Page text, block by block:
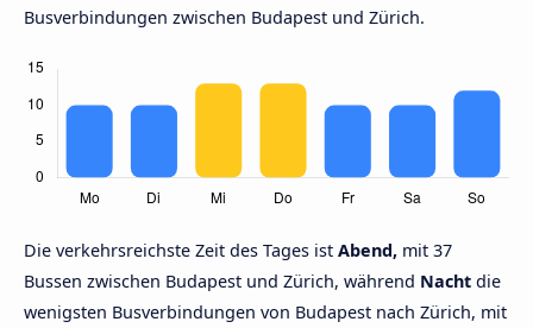
Busverbindungen zwischen Budapest und Zürich.
Die verkehrsreichste Zeit des Tages ist Abend, mit 37
Bussen zwischen Budapest und Zürich, während Nacht die
wenigsten Busverbindungen von Budapest nach Zürich, mit